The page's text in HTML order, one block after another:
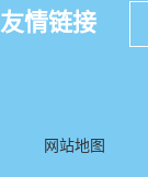
友情链接
网站地图